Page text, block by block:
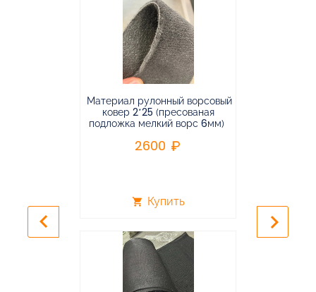
Материал рулонный ворсовый
ковер 2*25 (пресованая
подложка мелкий ворс 6мм)
2600
shopping_cart Купить
keyboard_arrow_left keyboard_arrow_right